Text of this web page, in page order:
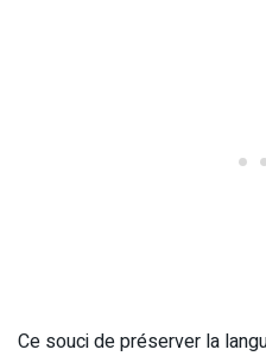
Ce souci de préserver la